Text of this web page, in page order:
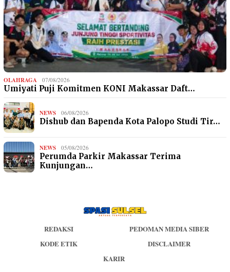
OLAHRAGA 07/08/2026
Umiyati Puji Komitmen KONI Makassar Daft…
NEWS 06/08/2026
Dishub dan Bapenda Kota Palopo Studi Tir…
NEWS 05/08/2026
Perumda Parkir Makassar Terima
Kunjungan…
REDAKSI
PEDOMAN MEDIA SIBER
KODE ETIK
DISCLAIMER
KARIR